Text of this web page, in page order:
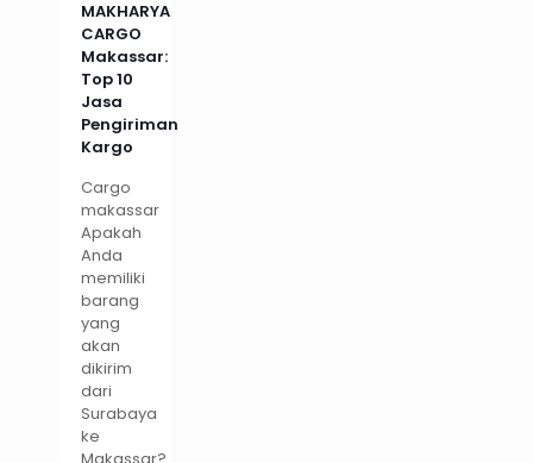
MAKHARYA
CARGO
Makassar:
Top 10
Jasa
Pengiriman
Kargo
Cargo
makassar
Apakah
Anda
memiliki
barang
yang
akan
dikirim
dari
Surabaya
ke
Makassar?